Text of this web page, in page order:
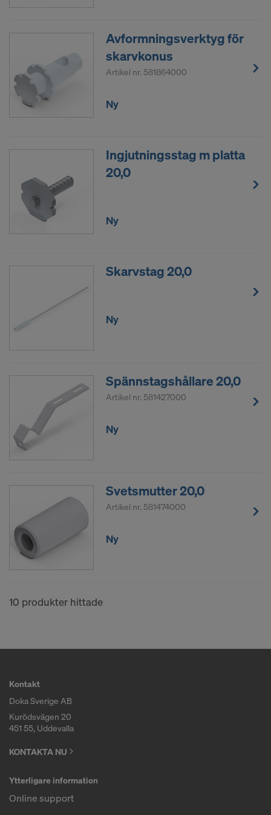
Avformningsverktyg för
skarvkonus
Artikel nr. 581864000
Ny
Ingjutningsstag m platta
20,0
Ny
Skarvstag 20,0
Ny
Spännstagshållare 20,0
Artikel nr. 581427000
Ny
Svetsmutter 20,0
Artikel nr. 581474000
Ny
10 produkter hittade
Kontakt
Doka Sverige AB
Kurödsvägen 20
451 55, Uddevalla
KONTAKTA NU
Ytterligare information
Online support
Google LLC
Microsoft Corporation
Monotype Imaging Holdings Inc.
Rocket Science Group LLC
The Trade Desk, Inc.
YouTube LLC
Vi behöver ditt uttryckliga samtycke för att även i
fortsättningen kunna överföra dina
personuppgifter.
Du kan när som helst återkalla ditt samtycke med
ÄR DU I INFÖRSTÅDD MED
ANVÄNDNINGEN AV COOKIES OCH
ÖVERFÖRINGEN AV DINA
PERSONUPPGIFTER TILL USA?